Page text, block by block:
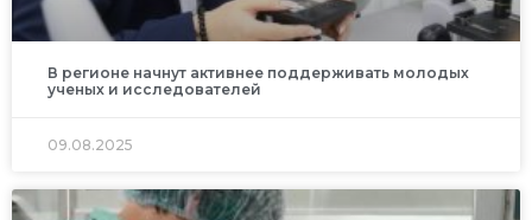
В регионе начнут активнее поддерживать молодых
ученых и исследователей
09.08.2025